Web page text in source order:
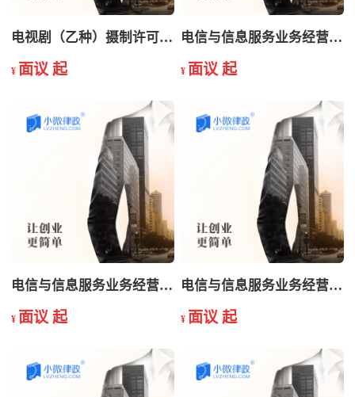
电视剧（乙种）摄制许可证注销
¥ 面议 起
电信与信息服务业务经营许可证变更
¥ 面议 起
电信与信息服务业务经营许可证年检
¥ 面议 起
电信与信息服务业务经营许可证申请
¥ 面议 起